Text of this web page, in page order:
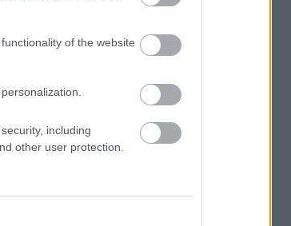
of the website
including
other user protection.